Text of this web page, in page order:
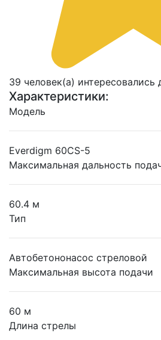
39 человек(а)
Характеристики:
Модель
Everdigm 60CS-5
Максимальная дальность
60.4 м
Тип
Автобетононасос стреловой
Максимальная высота подачи
60 м
Длина стрелы